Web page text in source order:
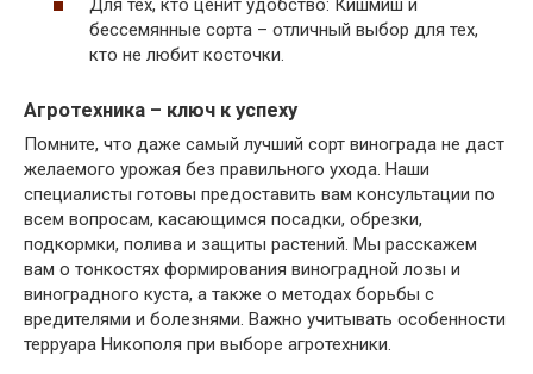
Для тех, кто ценит удобство: Кишмиш и
бессемянные сорта – отличный выбор для тех,
кто не любит косточки.
Агротехника – ключ к успеху
Помните, что даже самый лучший сорт винограда не даст
желаемого урожая без правильного ухода. Наши
специалисты готовы предоставить вам консультации по
всем вопросам, касающимся посадки, обрезки,
подкормки, полива и защиты растений. Мы расскажем
вам о тонкостях формирования виноградной лозы и
виноградного куста, а также о методах борьбы с
вредителями и болезнями. Важно учитывать особенности
терруара Никополя при выборе агротехники.